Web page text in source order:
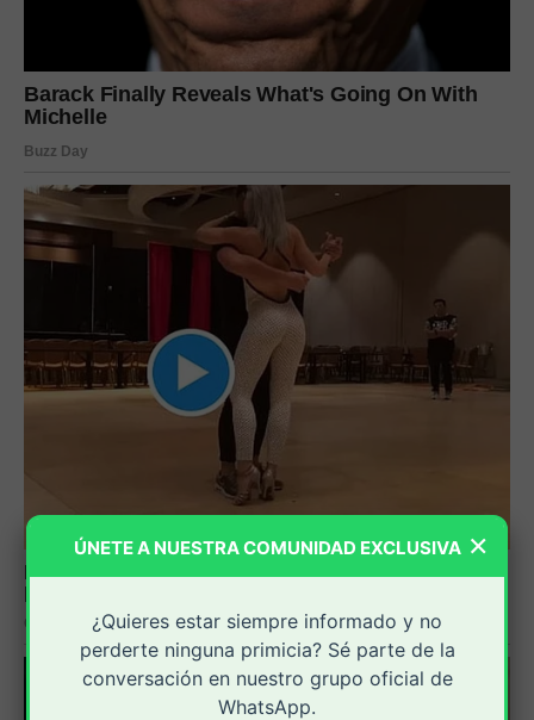
×
ÚNETE A NUESTRA COMUNIDAD EXCLUSIVA
¿Quieres estar siempre informado y no
perderte ninguna primicia? Sé parte de la
conversación en nuestro grupo oficial de
WhatsApp.